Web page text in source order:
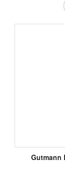
Gutmann